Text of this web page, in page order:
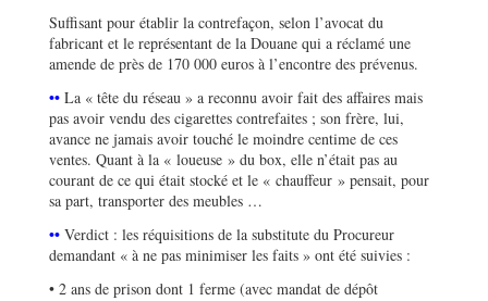
Suffisant pour établir la contrefaçon, selon l’avocat du
fabricant et le représentant de la Douane qui a réclamé une
amende de près de 170 000 euros à l’encontre des prévenus.
•• La « tête du réseau » a reconnu avoir fait des affaires mais
pas avoir vendu des cigarettes contrefaites ; son frère, lui,
avance ne jamais avoir touché le moindre centime de ces
ventes. Quant à la « loueuse » du box, elle n’était pas au
courant de ce qui était stocké et le « chauffeur » pensait, pour
sa part, transporter des meubles …
•• Verdict : les réquisitions de la substitute du Procureur
demandant « à ne pas minimiser les faits » ont été suivies :
• 2 ans de prison dont 1 ferme (avec mandat de dépôt